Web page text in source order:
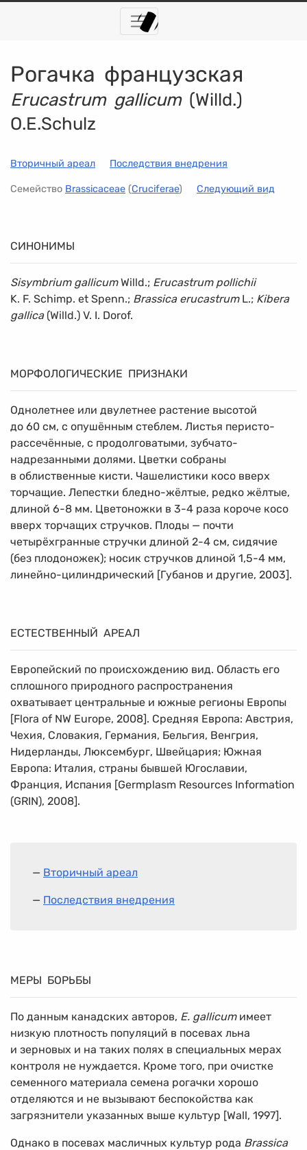
Рогачка французская
Erucastrum gallicum(Willd.)
O.E.Schulz
Вторичный ареал Последствия внедрения
Семейство Brassicaceae (Cruciferae) Следующий вид
СИНОНИМЫ
Sisymbrium gallicumWilld.; Erucastrum pollichii
K. F. Schimp. et Spenn.; Brassica erucastrumL.; Kibera
gallica(Willd.) V. I. Dorof.
МОРФОЛОГИЧЕСКИЕ ПРИЗНАКИ
Однолетнее или двулетнее растение высотой
до 60 см, с опушённым стеблем. Листья перисто-
рассечённые, с продолговатыми, зубчато-
надрезанными долями. Цветки собраны
в облиственные кисти. Чашелистики косо вверх
торчащие. Лепестки бледно-жёлтые, редко жёлтые,
длиной 6-8 мм. Цветоножки в 3-4 раза короче косо
вверх торчащих стручков. Плоды — почти
четырёхгранные стручки длиной 2-4 см, сидячие
(без плодоножек); носик стручков длиной 1,5-4 мм,
линейно-цилиндрический [Губанов и другие, 2003].
ЕСТЕСТВЕННЫЙ АРЕАЛ
Европейский по происхождению вид. Область его
сплошного природного распространения
охватывает центральные и южные регионы Европы
[Flora of NW Europe, 2008]. Средняя Европа: Австрия,
Чехия, Словакия, Германия, Бельгия, Венгрия,
Нидерланды, Люксембург, Швейцария; Южная
Европа: Италия, страны бывшей Югославии,
Франция, Испания [Germplasm Resources Information
(GRIN), 2008].
— Вторичный ареал
— Последствия внедрения
МЕРЫ БОРЬБЫ
По данным канадских авторов, E. gallicumимеет
низкую плотность популяций в посевах льна
и зерновых и на таких полях в специальных мерах
контроля не нуждается. Кроме того, при очистке
семенного материала семена рогачки хорошо
отделяются и не вызывают беспокойства как
загрязнители указанных выше культур [Wall, 1997].
Однако в посевах масличных культур рода Brassica